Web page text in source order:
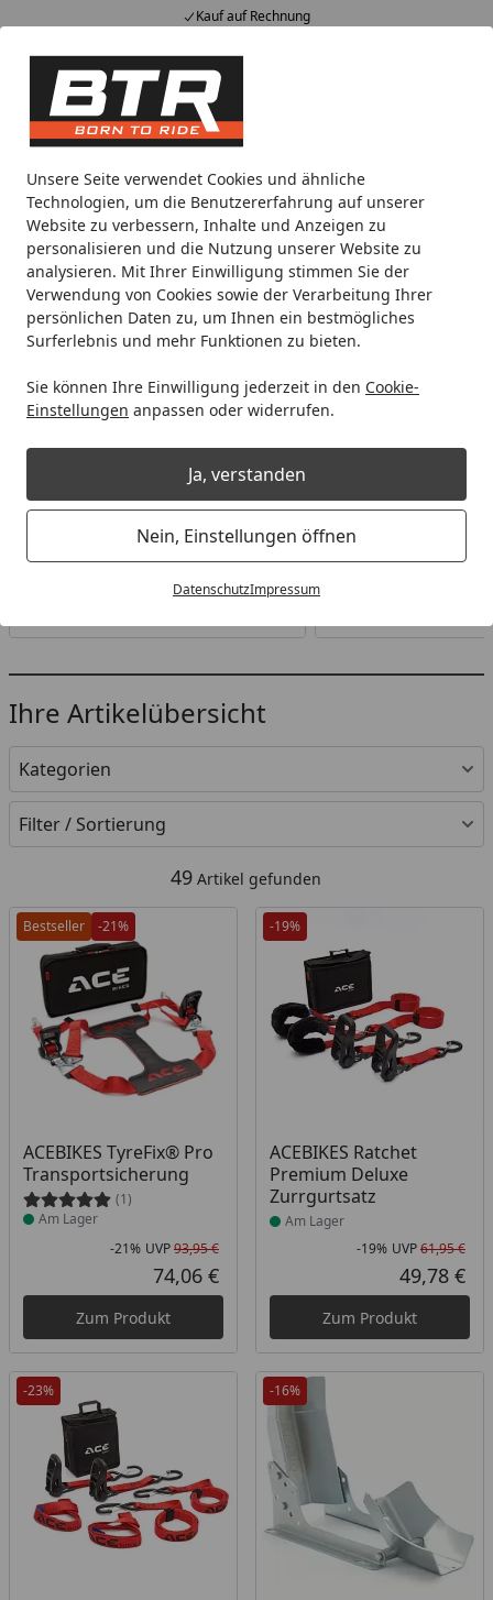
Unsere Seite verwendet Cookies und ähnliche
Technologien, um die Benutzererfahrung auf unserer
Website zu verbessern, Inhalte und Anzeigen zu
personalisieren und die Nutzung unserer Website zu
analysieren. Mit Ihrer Einwilligung stimmen Sie der
Verwendung von Cookies sowie der Verarbeitung Ihrer
persönlichen Daten zu, um Ihnen ein bestmögliches
Surferlebnis und mehr Funktionen zu bieten.
Sie können Ihre Einwilligung jederzeit in den Cookie-
Einstellungen anpassen oder widerrufen.
Ja, verstanden
Nein, Einstellungen öffnen
DatenschutzImpressum
Spare 5€ bei Newsletter
Alle Produkte
Mein Konto
Suchen
Startseite
Transport Transportgurte
Transportgurte
Wählen Sie Ihre Wunschkategorie
Bremshebel Feststeller
Zur Kategorie
Ihre Artikelübersicht
Kategorien
Filter / Sortierung
49 Artikel gefunden
Bestseller -21%
ACEBIKES TyreFix® Pro
Transportsicherung
(1)
Produkt am Lager
Am Lager
Rabatt in Prozent
-21%
Ursprünglicher Preis
UVP93,95 €
Aktueller Preis
74,06 €
Zum Produkt
-19%
ACEBIKES Ratchet
Premium Deluxe
Zurrgurtsatz
Produkt am Lager
Am Lager
-19% UVP61,95 €
49,78 €
Zum Produkt
-23% -16%